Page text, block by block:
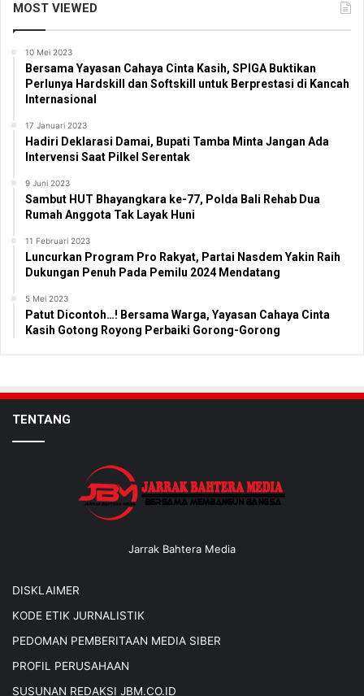
MOST VIEWED
10 Mei 2023
Bersama Yayasan Cahaya Cinta Kasih, SPIGA Buktikan
Perlunya Hardskill dan Softskill untuk Berprestasi di Kancah
Internasional
17 Januari 2023
Hadiri Deklarasi Damai, Bupati Tamba Minta Jangan Ada
Intervensi Saat Pilkel Serentak
9 Juni 2023
Sambut HUT Bhayangkara ke-77, Polda Bali Rehab Dua
Rumah Anggota Tak Layak Huni
11 Februari 2023
Luncurkan Program Pro Rakyat, Partai Nasdem Yakin Raih
Dukungan Penuh Pada Pemilu 2024 Mendatang
5 Mei 2023
Patut Dicontoh…! Bersama Warga, Yayasan Cahaya Cinta
Kasih Gotong Royong Perbaiki Gorong-Gorong
TENTANG
Jarrak Bahtera Media
DISKLAIMER
KODE ETIK JURNALISTIK
PEDOMAN PEMBERITAAN MEDIA SIBER
PROFIL PERUSAHAAN
SUSUNAN REDAKSI JBM.CO.ID